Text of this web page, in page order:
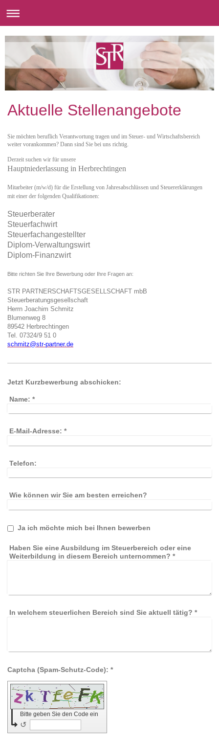
Aktuelle Stellenangebote
Sie möchten beruflich Verantwortung tragen und im Steuer- und Wirtschaftsbereich
weiter vorankommen? Dann sind Sie bei uns richtig.
Derzeit suchen wir für unsere
Hauptniederlassung in Herbrechtingen
Mitarbeiter (m/w/d) für die Erstellung von Jahresabschlüssen und Steuererklärungen
mit einer der folgenden Qualifikationen:
Steuerberater
Steuerfachwirt
Steuerfachangestellter
Diplom-Verwaltungswirt
Diplom-Finanzwirt
Bitte richten Sie Ihre Bewerbung oder Ihre Fragen an:
STR PARTNERSCHAFTSGESELLSCHAFT mbB
Steuerberatungsgesellschaft
Herrn Joachim Schmitz
Blumenweg 8
89542 Herbrechtingen
Tel. 07324/9 51 0
schmitz@str-partner.de
Jetzt Kurzbewerbung abschicken:
Name: *
E-Mail-Adresse: *
Telefon:
Wie können wir Sie am besten erreichen?
Ja ich möchte mich bei Ihnen bewerben
Haben Sie eine Ausbildung im Steuerbereich oder eine
Weiterbildung in diesem Bereich unternommen? *
In welchem steuerlichen Bereich sind Sie aktuell tätig? *
Captcha (Spam-Schutz-Code): *
Bitte geben Sie den Code ein
↺